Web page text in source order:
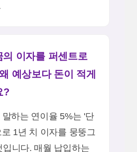
의 이자를 퍼센트로
예상보다 돈이 적게
?
하는 연이율 5%는 '단
1년 치 이자를 뭉뚱그
입니다. 매월 납입하는